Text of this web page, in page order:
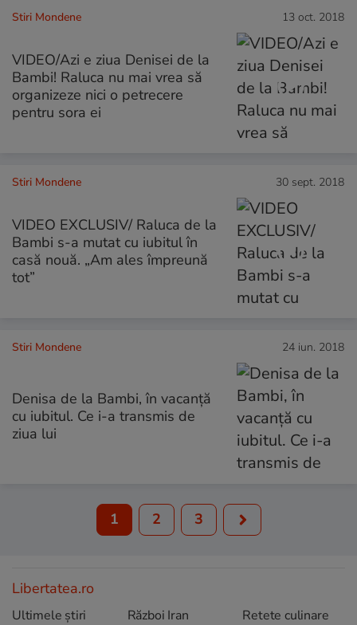
Stiri Mondene 13 oct. 2018
VIDEO/Azi e ziua Denisei de la
Bambi! Raluca nu mai vrea să
organizeze nici o petrecere
pentru sora ei
Stiri Mondene 30 sept. 2018
VIDEO EXCLUSIV/ Raluca de la
Bambi s-a mutat cu iubitul în
casă nouă. „Am ales împreună
tot”
Stiri Mondene 24 iun. 2018
Denisa de la Bambi, în vacanță
cu iubitul. Ce i-a transmis de
ziua lui
1 2 3
Libertatea.ro
Ultimele știri
Război Iran
Retete culinare